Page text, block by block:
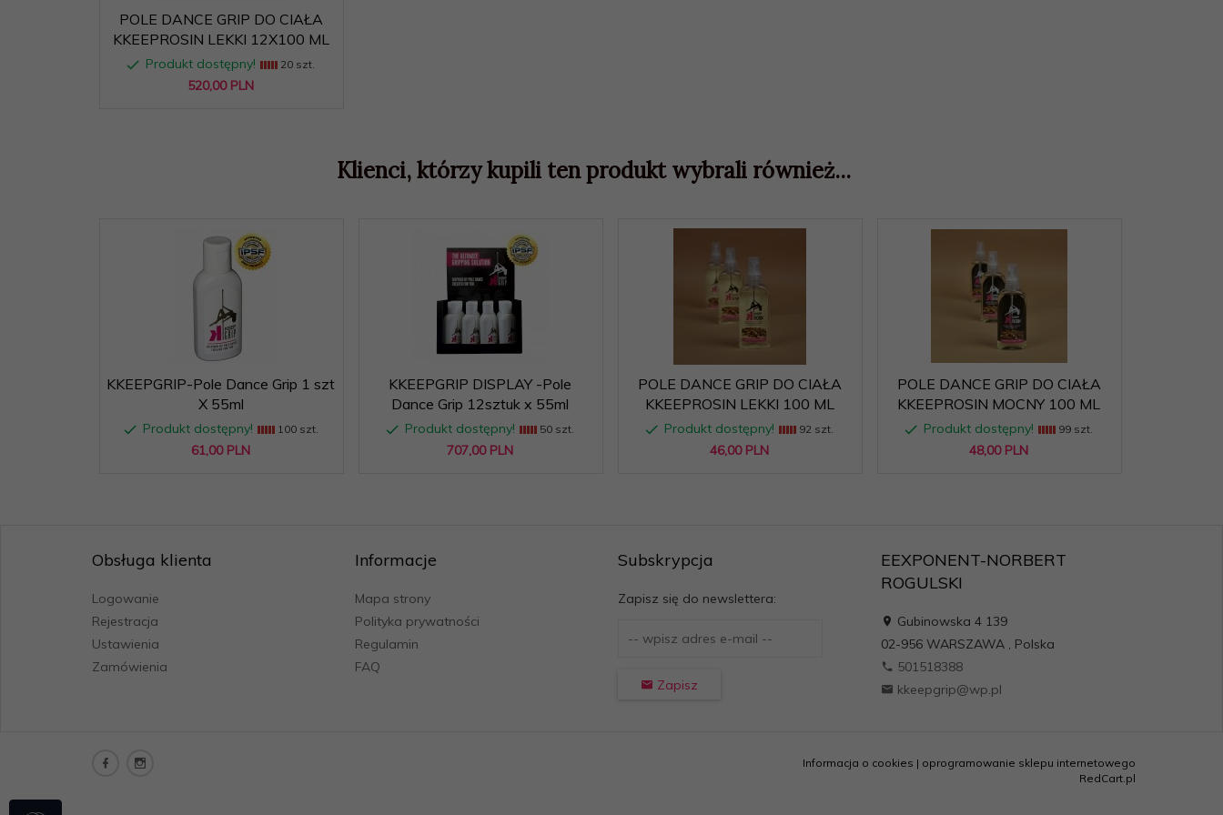
POLE DANCE GRIP DO CIAŁA
KKEEPROSIN LEKKI 12X100 ML
Produkt dostępny! 20 szt.
520,00 PLN
Klienci, którzy kupili ten produkt wybrali również...
KKEEPGRIP-Pole Dance Grip 1 szt
X 55ml
Produkt dostępny! 100 szt.
61,00 PLN
KKEEPGRIP DISPLAY -Pole
Dance Grip 12sztuk x 55ml
Produkt dostępny! 50 szt.
707,00 PLN
POLE DANCE GRIP DO CIAŁA
KKEEPROSIN LEKKI 100 ML
Produkt dostępny! 92 szt.
46,00 PLN
POLE DANCE GRIP DO CIAŁA
KKEEPROSIN MOCNY 100 ML
Produkt dostępny! 99 szt.
48,00 PLN
Obsługa klienta
Logowanie
Rejestracja
Ustawienia
Zamówienia
Informacje
Mapa strony
Polityka prywatności
Regulamin
FAQ
Subskrypcja
Zapisz się do newslettera:
Zapisz
EEXPONENT-NORBERT
ROGULSKI
Gubinowska 4 139
02-956 WARSZAWA, Polska
501518388
kkeepgrip@wp.pl
Informacja o cookies | oprogramowanie sklepu internetowego
RedCart.pl